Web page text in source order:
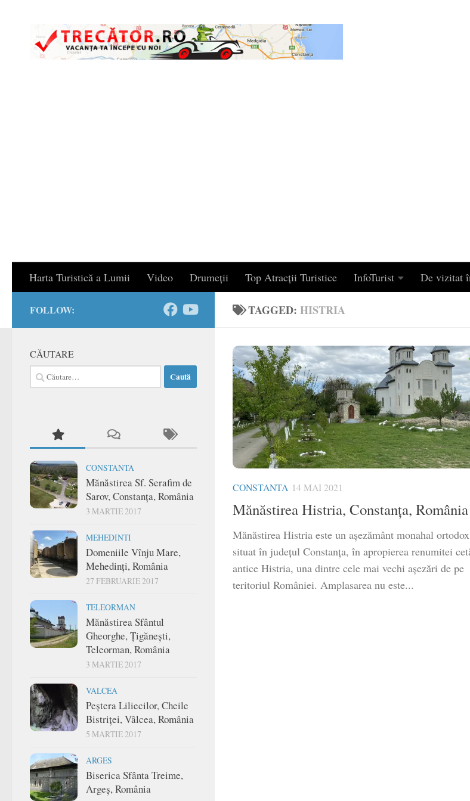
Harta Turistică a Lumii Video Drumeții Top Atracții Turistice InfoTurist De vizitat
TAGGED:HISTRIA
CONSTANTA 14 MAI 2021
Mănăstirea Histria, Constanța, România
Mănăstirea Histria este un așezământ monahal ortodox
situat în județul Constanța, în apropierea renumitei
antice Histria, una dintre cele mai vechi așezări de pe
teritoriul României. Amplasarea nu este...
FOLLOW:
CĂUTARE
Caută
după:
CONSTANTA
Mănăstirea Sf. Serafim de
Sarov, Constanța, România
3 MARTIE 2017
MEHEDINTI
Domeniile Vînju Mare,
Mehedinți, România
27 FEBRUARIE 2017
TELEORMAN
Mănăstirea Sfântul
Gheorghe, Țigănești,
Teleorman, România
3 MARTIE 2017
VALCEA
Peștera Liliecilor, Cheile
Bistriței, Vâlcea, România
5 MARTIE 2017
ARGES
Biserica Sfânta Treime,
Argeș, România